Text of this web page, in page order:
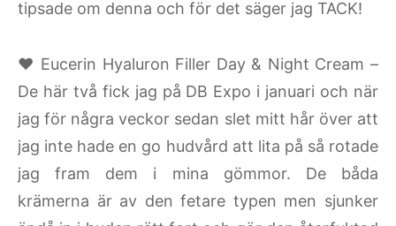
tipsade om denna och för det säger jag TACK!
♥ Eucerin Hyaluron Filler Day & Night Cream –
De här två fick jag på DB Expo i januari och när
jag för några veckor sedan slet mitt hår över att
jag inte hade en go hudvård att lita på så rotade
jag fram dem i mina gömmor. De båda
krämerna är av den fetare typen men sjunker